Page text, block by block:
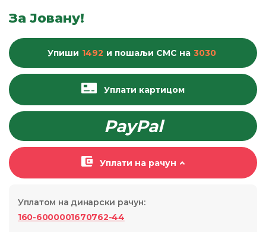
За Јовану!
Уплати на рачун
Уплати картицом
PayPal
Упиши 1492 и пошаљи СМС на 3030
Уплатом на динарски рачун:
160-6000001670762-44